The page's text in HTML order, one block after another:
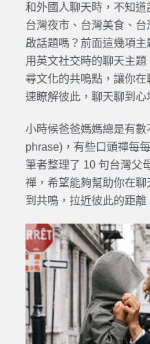
和外國人聊天時，不知
台灣夜市、台灣美食、
啟話題嗎？前面這幾項
用英文社交時的聊天主
尋文化的共鳴點，讓你
速瞭解彼此，聊天聊到心
小時候爸爸媽媽總是有數
phrase)，有些口頭禪每
筆者整理了 10 句台灣父
禪，希望能夠幫助你在
到共鳴，拉近彼此的距離